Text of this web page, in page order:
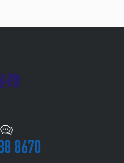
8670‬